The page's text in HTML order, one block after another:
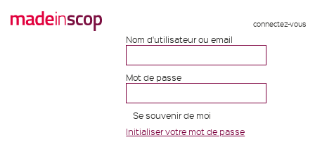
connectez-vous
Nom d'utilisateur ou email
Mot de passe
Se souvenir de moi
Initialiser votre mot de passe